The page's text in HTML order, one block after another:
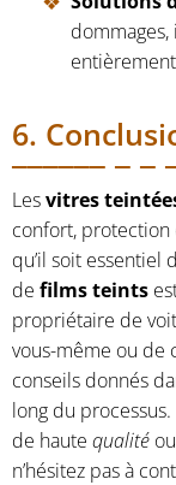
6.
Lesvitres
confort,
qu’il soit essentiel
de films teints
propriétaire de
vous-même ou de
conseils donnés
long du
de haute qualité
n’hésitez pas à